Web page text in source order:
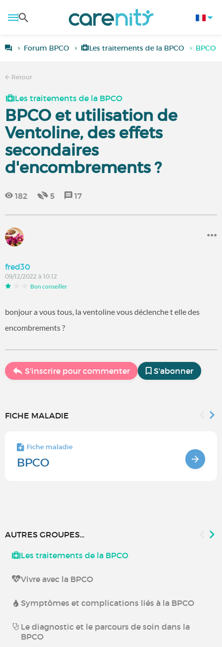
Forum BPCO Les traitements de la BPCO BPCO
Retour
Les traitements de la BPCO
BPCO et utilisation de
Ventoline, des effets
secondaires
d'encombrements ?
182 5 17
fred30
09/12/2022 à 10:12
Bon conseiller
bonjour a vous tous, la ventoline vous déclenche t elle des
encombrements ?
S'inscrire pour commenter S'abonner
FICHE MALADIE
Fiche maladie
BPCO
AUTRES GROUPES...
Les traitements de la BPCO
Vivre avec la BPCO
Symptômes et complications liés à la BPCO
Le diagnostic et le parcours de soin dans la
BPCO